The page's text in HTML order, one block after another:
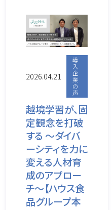
2026.04.21
導
入
企
業
の
声
越境学習が、固
定観念を打破
する 〜ダイバ
ーシティを力に
変える人材育
成のアプロー
チ〜【ハウス食
品グループ本